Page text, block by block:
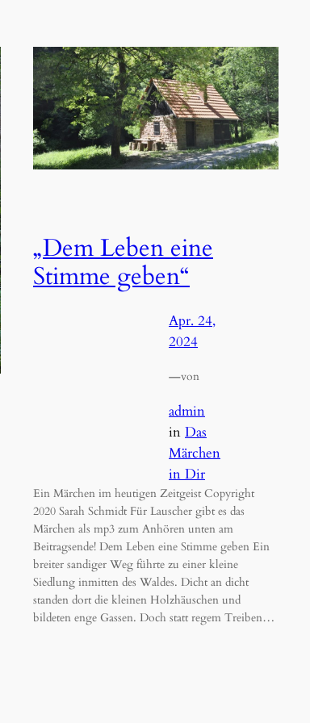
„Dem Leben eine
Stimme geben“
Apr. 24,
2024
—von
admin
in Das
Märchen
in Dir
Ein Märchen im heutigen Zeitgeist Copyright
2020 Sarah Schmidt Für Lauscher gibt es das
Märchen als mp3 zum Anhören unten am
Beitragsende! Dem Leben eine Stimme geben Ein
breiter sandiger Weg führte zu einer kleine
Siedlung inmitten des Waldes. Dicht an dicht
standen dort die kleinen Holzhäuschen und
bildeten enge Gassen. Doch statt regem Treiben…